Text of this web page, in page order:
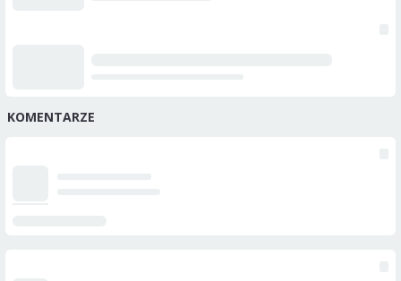
KOMENTARZE